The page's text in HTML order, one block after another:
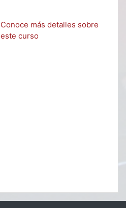
Conoce más detalles sobre
este curso